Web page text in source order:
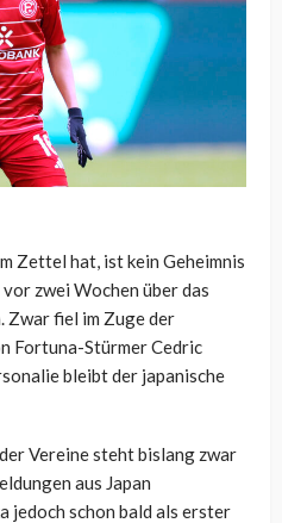
Zettel hat, ist kein Geheimnis
zwei Wochen über das
Zwar fiel im Zuge der
Fortuna-Stürmer Cedric
bleibt der japanische
Vereine steht bislang zwar
aus Japan
jedoch schon bald als erster